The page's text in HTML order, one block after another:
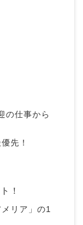
の仕事から
先！
！
リア」の1